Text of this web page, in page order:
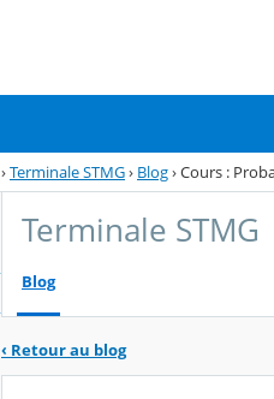
›Terminale STMG› Blog›Cours :
Terminale STMG
Blog
‹ Retour au blog